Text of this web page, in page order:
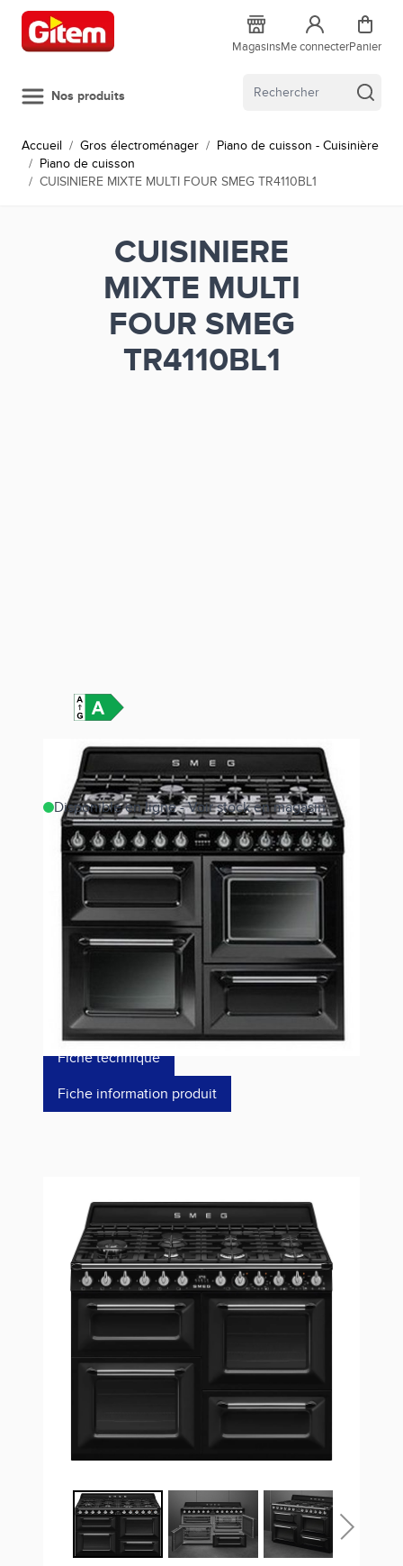
Allez au contenu
MagasinsMe connecterPanier
Nos produits
Accueil / Gros électroménager / Piano de cuisson - Cuisinière
/ Piano de cuisson
/ CUISINIERE MIXTE MULTI FOUR SMEG TR4110BL1
CUISINIERE
MIXTE MULTI
FOUR SMEG
TR4110BL1
Disponible en ligne - Voir stock en magasin
Estimer les frais de port
Référence TR4110BL1
3 499,00 €
Fiche technique
Fiche information produit